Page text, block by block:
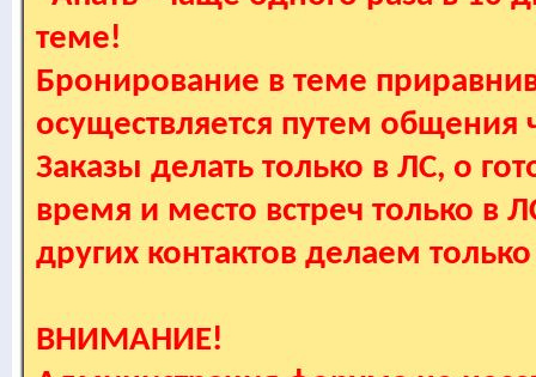
теме!
Бронирование в теме
осуществляется путем
Заказы делать только в ЛС, о
время и место встреч только в
других контактов делаем
ВНИМАНИЕ!